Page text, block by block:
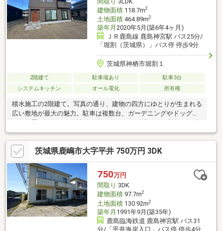
地・駐車台数のバランスが取れた鹿嶋市港ケ丘のおすすめ住宅で
す。
建物面積118.7m2
土地面積464.89m2
築年月 2020年5月(築6年4ヶ月)
ＪＲ鹿島線 鹿島神宮駅 バス25分/
「堀割（茨城県）」バス停 停歩9分
茨城県神栖市堀割１
2階建て 駐車場あり
駐車3台
システムキッチン
オール電化 所有権
積水施工の2階建て。写真の通り、建物の四方にゆとりが生まれる
広い敷地が最大の魅力。駐車は複数台、ガーデニングやドッグラ
天井の明るいLDKと対面式IHキッチンで家族の会話がはずむ設
計。バス・洗面・脱衣がまとまった家事動線、トイレ2カ所、バル
コニー、大容量WICなど収納力も◎。玄関土間や階段ホールにも
採光が入り、どの部屋も明るく気持ちの良い住空間。静かな住宅
街で、“庭のある暮らし”を主役にしたい方へ。現地合流・解散大
歓迎！実際に物件を見ていただくことがとにかく一番です！！事
前にご予約いただければ時間外でのご案内も可能です♪
茨城県鹿嶋市大字平井 750万円 3DK
750万円
間取り 3DK
建物面積97.7m2
土地面積130.92m2
築年月 1991年9月(築35年)
鹿島臨海鉄道 鹿島神宮駅 バス31
分/「平井海岸入口」バス停 停歩4分